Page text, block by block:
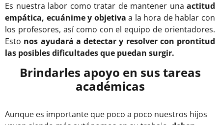
Es nuestra labor como tratar de mantener una actitud
empática, ecuánime y objetiva a la hora de hablar con
los profesores, así como con el equipo de orientadores.
Esto nos ayudará a detectar y resolver con prontitud
las posibles dificultades que puedan surgir.
Brindarles apoyo en sus tareas
académicas
Aunque es importante que poco a poco nuestros hijos